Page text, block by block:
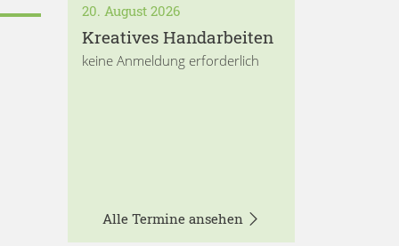
20. August 2026
Kreatives Handarbeiten
keine Anmeldung erforderlich
Alle Termine ansehen